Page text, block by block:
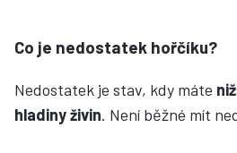
Co je nedostatek hořčíku?
Nedostatek je stav, kdy máte
hladiny živin. Není běžné mít